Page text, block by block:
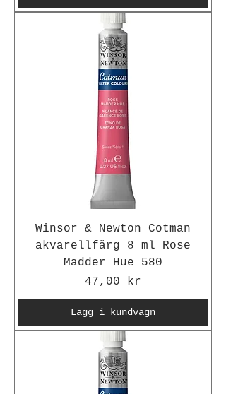
Winsor & Newton Cotman
akvarellfärg 8 ml Rose
Madder Hue 580
Pris
47,00 kr
Lägg i kundvagn